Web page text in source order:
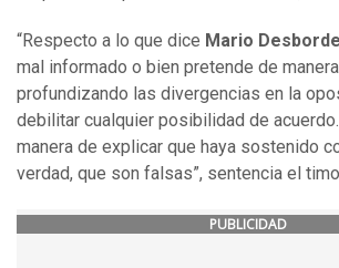
“Respecto a lo que dice Mario
mal informado o bien pretende de
profundizando las divergencias en la
debilitar cualquier posibilidad de
manera de explicar que haya sostenido
verdad, que son falsas”, sentencia el
PUBLICIDAD